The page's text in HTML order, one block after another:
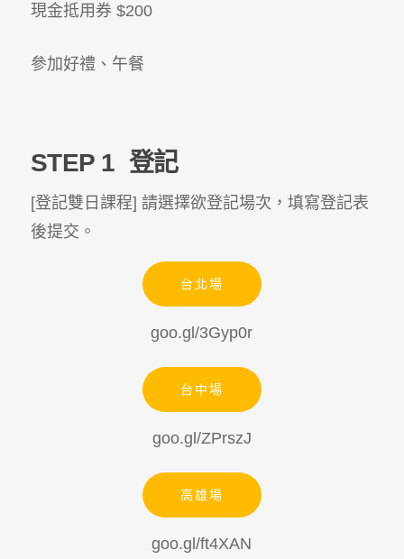
現金抵用券 $200
參加好禮、午餐
STEP 1 登記
[登記雙日課程] 請選擇欲登記場次，填寫登記表
後提交。
台北場
goo.gl/3Gyp0r
台中場
goo.gl/ZPrszJ
高雄場
goo.gl/ft4XAN